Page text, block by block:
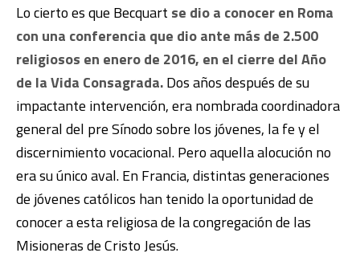
Lo cierto es que Becquart se dio a conocer en Roma
con una conferencia que dio ante más de 2.500
religiosos en enero de 2016, en el cierre del Año
de la Vida Consagrada.Dos años después de su
impactante intervención, era nombrada coordinadora
general del pre Sínodo sobre los jóvenes, la fe y el
discernimiento vocacional. Pero aquella alocución no
era su único aval. En Francia, distintas generaciones
de jóvenes católicos han tenido la oportunidad de
conocer a esta religiosa de la congregación de las
Misioneras de Cristo Jesús.